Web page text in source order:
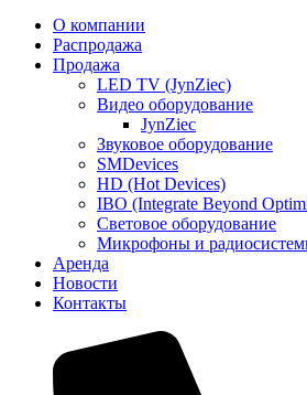
О компании
Распродажа
Продажа
LED TV (JynZiec)
Видео оборудование
JynZiec
Звуковое оборудование
SMDevices
HD (Hot Devices)
IBO (Integrate Beyond
Световое оборудование
Микрофоны и
Аренда
Новости
Контакты